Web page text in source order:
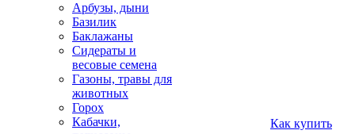
Арбузы, дыни
Базилик
Баклажаны
Сидераты и
весовые семена
Газоны, травы для
животных
Горох
Кабачки,
Как купить